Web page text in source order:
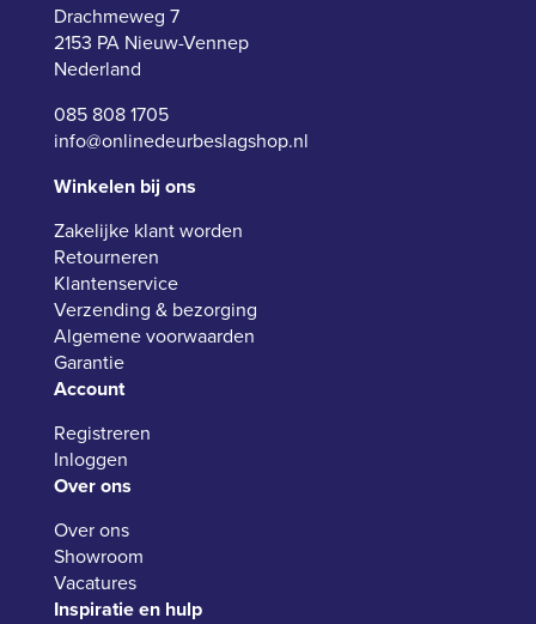
Drachmeweg 7
2153 PA Nieuw-Vennep
Nederland
085 808 1705
info@onlinedeurbeslagshop.nl
Winkelen bij ons
Zakelijke klant worden
Retourneren
Klantenservice
Verzending & bezorging
Algemene voorwaarden
Garantie
Account
Registreren
Inloggen
Over ons
Over ons
Showroom
Vacatures
Inspiratie en hulp